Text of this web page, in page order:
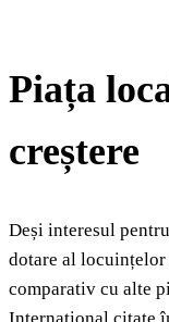
Piața
creștere
Deși interesul
dotare al locuințelor
comparativ cu alte